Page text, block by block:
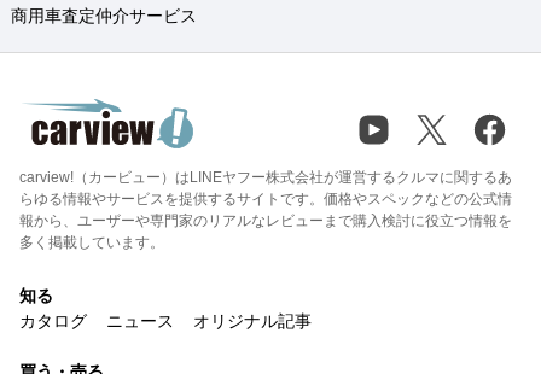
商用車査定仲介サービス
carview!（カービュー）はLINEヤフー株式会社が運営するクルマに関するあ
らゆる情報やサービスを提供するサイトです。価格やスペックなどの公式情
報から、ユーザーや専門家のリアルなレビューまで購入検討に役立つ情報を
多く掲載しています。
知る
カタログ
ニュース オリジナル記事